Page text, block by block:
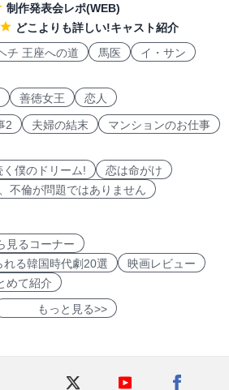
制作発表会レポ(WEB)
どこよりも詳しい!キャスト紹介
チ 王座への道 馬医
イ・サン
善徳女王 恋人
2 夫婦の結末
マンションのお仕事
く僕のドリーム!
恋は命がけ
不倫が問題ではありません
見るコーナー
れる韓国時代劇20選
映画レビュー
めて紹介
もっと見る>>